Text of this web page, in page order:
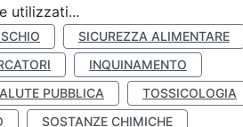
utilizzati...
SICUREZZA ALIMENTARE
INQUINAMENTO
PUBBLICA
TOSSICOLOGIA
SOSTANZE CHIMICHE